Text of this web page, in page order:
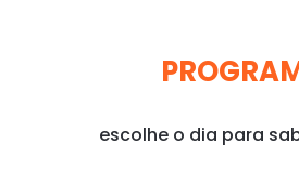
escolhe o dia para